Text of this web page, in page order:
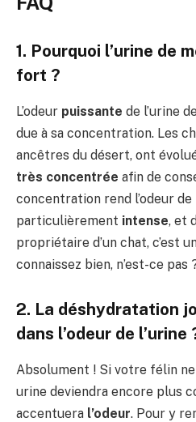
1. Pourquoi l’urine de
fort ?
L’odeur puissante de l’urine
due à sa concentration. Les
ancêtres du désert, ont
très concentrée afin de
concentration rend l’odeur
particulièrement intense, et
propriétaire d’un chat, c’est
connaissez bien, n’est-ce pas
2. La déshydratation
dans l’odeur de l’urine
Absolument ! Si votre félin ne
urine deviendra encore plus
accentuera l’odeur. Pour y